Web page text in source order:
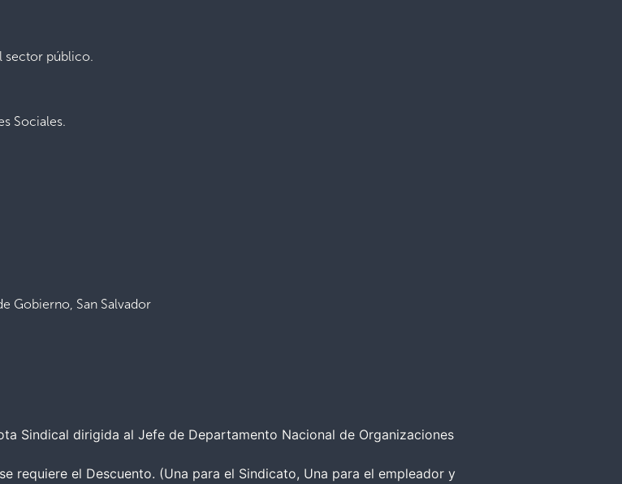
sector público.
Sociales.
Gobierno, San Salvador
Sindical dirigida al Jefe de Departamento Nacional de Organizaciones
requiere el Descuento. (Una para el Sindicato, Una para el empleador y